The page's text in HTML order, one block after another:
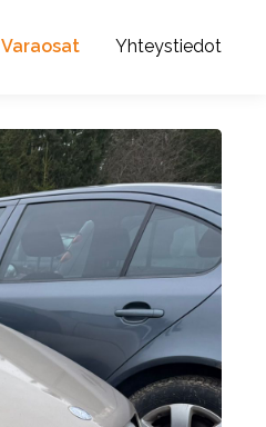
Varaosat Yhteystiedot